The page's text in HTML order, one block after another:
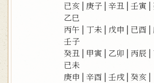
已亥 | 庚子 |辛丑 |壬寅 |
乙巳
丙午 | 丁未 | 戊申 | 已酉 |
壬子
癸丑 | 甲寅 | 乙卯 |丙辰 |
已未
庚申 |辛酉 |壬戌 |癸亥 |